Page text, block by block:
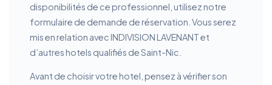
disponibilités de ce professionnel, utilisez notre
formulaire de demande de réservation. Vous serez
mis en relation avec INDIVISION LAVENANT et
d’autres hotels qualifiés de Saint-Nic.
Avant de choisir votre hotel, pensez à vérifier son